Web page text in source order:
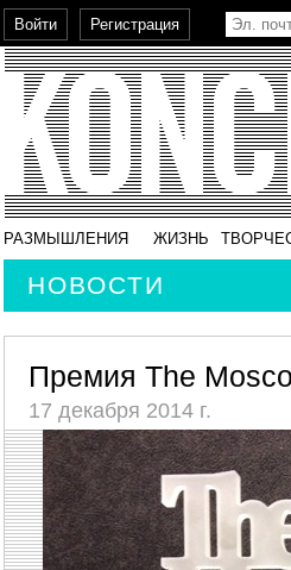
РАЗМЫШЛЕНИЯ ЖИЗНЬ
НОВОСТИ
Премия The
17 декабря 2014 г.